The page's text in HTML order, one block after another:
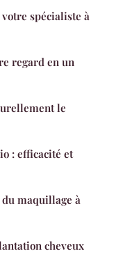
spécialiste à
regard en un
le
: efficacité et
maquillage à
cheveux